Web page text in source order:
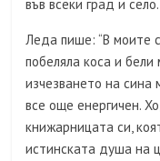
във всеки град и село.
Леда пише: “В моите
побеляла коса и
изчезването на сина
все още енергичен.
книжарницата си,
истинската душа на